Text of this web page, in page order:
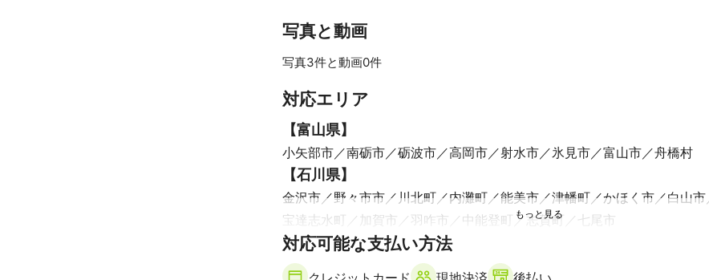
写真と動画
写真3件と動画0件
対応エリア
【富山県】
小矢部市 南砺市 砺波市 高岡市 射水市 氷見市 富山市 舟橋村
【石川県】
金沢市 野々市市 川北町 内灘町 能美市 津幡町 かほく市 白山市
宝達志水町
加賀市 羽咋市 中能登町 志賀町 七尾市
【福井県】
あわら市 永平寺町 福井市
対応可能な支払い方法